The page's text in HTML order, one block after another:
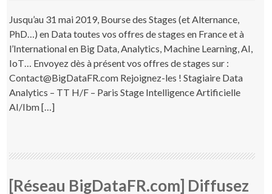
Jusqu’au 31 mai 2019, Bourse des Stages (et Alternance,
PhD…) en Data toutes vos offres de stages en France et à
l’International en Big Data, Analytics, Machine Learning, AI,
IoT… Envoyez dès à présent vos offres de stages sur :
Contact@BigDataFR.com Rejoignez-les ! Stagiaire Data
Analytics – TT H/F – Paris Stage Intelligence Artificielle
AI/Ibm […]
[Réseau BigDataFR.com] Diffusez